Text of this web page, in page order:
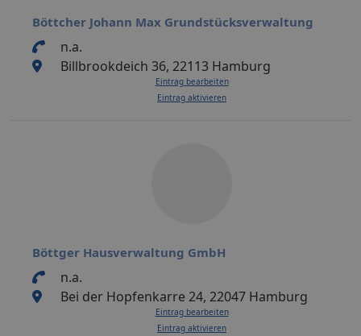
Böttcher Johann Max Grundstücksverwaltung
n.a.
Billbrookdeich 36, 22113 Hamburg
Eintrag bearbeiten
Eintrag aktivieren
Böttger Hausverwaltung GmbH
n.a.
Bei der Hopfenkarre 24, 22047 Hamburg
Eintrag bearbeiten
Eintrag aktivieren